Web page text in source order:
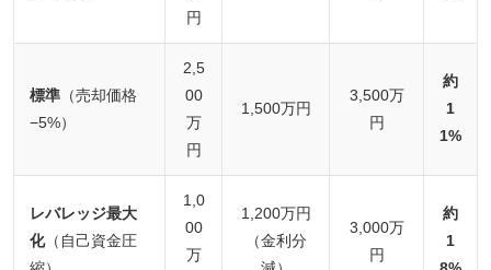
円
標準 （売却価格
−5%）
2,5
00
万
円
1,500万円
3,500万
円
約
1
1%
レバレッジ最大
化（自己資金圧
1,0
00
万
1,200万円
（金利分
3,000万
円
約
1